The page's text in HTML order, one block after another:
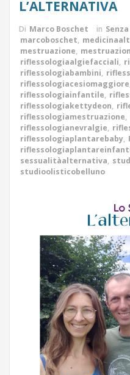
L’ALTERNATIVA
Di Marco Boschet in
marcoboschet,
mestruazione,
riflessologiaalgiefacciali,
riflessologiabambini,
riflessologiacesiomaggiore
riflessologiainfantile,
riflessologiakettydeon,
riflessologiamestruazione,
riflessologianevralgie,
riflessologiaplantarebaby,
sessualitàalternativa,
studioolisticobelluno